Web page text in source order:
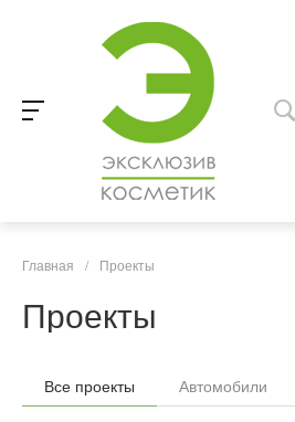
Главная / Проекты
Проекты
Все проекты Автомобили